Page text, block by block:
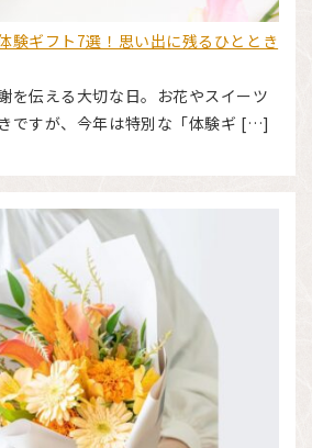
験ギフト7選！思い出に残るひととき
を伝える大切な日。お花やスイーツ
ですが、今年は特別な「体験ギ […]